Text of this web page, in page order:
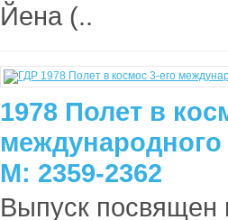
Йена (..
1978 Полет в
М: 2359-2362
Выпуск посвящен